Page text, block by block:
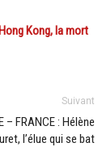
Kong, la mort
Suivant
– FRANCE : Hélène
l’élue qui se bat